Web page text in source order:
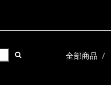
全部商品